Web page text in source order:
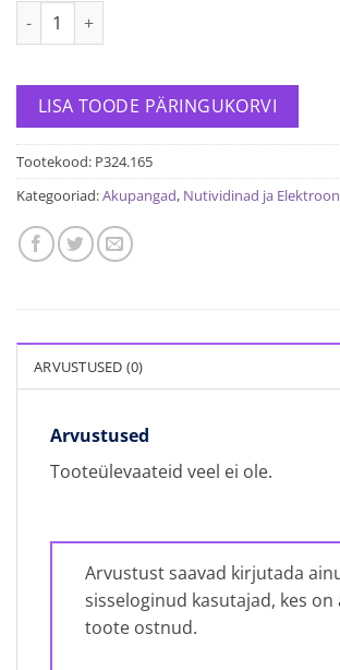
Akupank 8.000 mAh kogus
LISA TOODE PÄRINGUKORVI
Tootekood: P324.165
Kategooriad:Akupangad, Nutividinad ja
ARVUSTUSED (0)
Arvustused
Tooteülevaateid veel ei ole.
Arvustust saavad kirjutada
sisseloginud kasutajad, kes on
toote ostnud.